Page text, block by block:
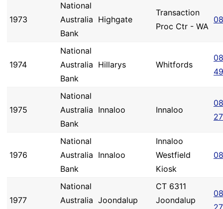
1973
National
Australia
Bank
Highgate
Transaction
Proc Ctr - WA
1974
National
Australia
Bank
Hillarys Whitfords
1975
National
Australia
Bank
Innaloo Innaloo
1976
National
Australia
Bank
Innaloo
Innaloo
Westfield
Kiosk
1977
National
Australia Joondalup
CT 6311
Joondalup